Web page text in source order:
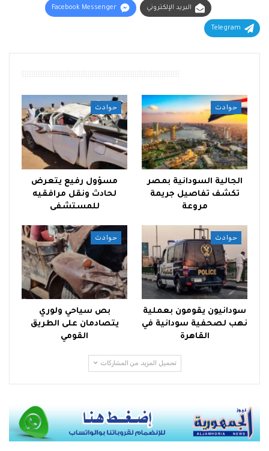
البريد الإلكتروني Facebook Messenger
Telegram
حوادث
الجالية السودانية بمصر
تكشف تفاصيل جريمة
مروعة
حوادث
مسؤول رفيع يتعرض
لحادث ونقل مرافقيه
للمستشفى
حوادث
سودانيون يقومون بعملية
نهب لصحفية سودانية في
القاهرة
حوادث
بص سياحي ولوري
يتصادمان على الطريق
القومي
تحميل المزيد من المشاركات